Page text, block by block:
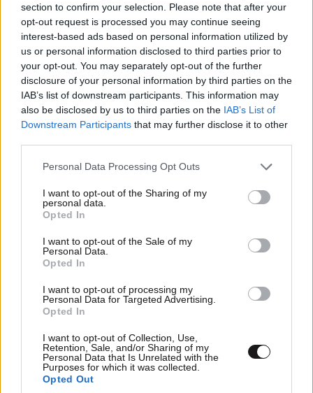
section to confirm your selection. Please note that after your
opt-out request is processed you may continue seeing
interest-based ads based on personal information utilized by
us or personal information disclosed to third parties prior to
your opt-out. You may separately opt-out of the further
disclosure of your personal information by third parties on the
IAB’s list of downstream participants. This information may
also be disclosed by us to third parties on the IAB’s List of
Downstream Participants that may further disclose it to other
Please note that this website/app uses one or more Google
not limited to your visit or usage behaviour. You may click to
grant or deny consent to Google and its third-party tags to
use your data for below specified purposes in below Google
consent section.
Personal Data Processing Opt Outs
I want to opt-out of the Sharing of my
personal data.
Opted In
I want to opt-out of the Sale of my
Personal Data.
Opted In
I want to opt-out of processing my
Personal Data for Targeted Advertising.
Opted In
I want to opt-out of Collection, Use,
Retention, Sale, and/or Sharing of my
Personal Data that Is Unrelated with the
Purposes for which it was collected.
Opted Out
TRENDING
ΑΘΛΗΤΙΚΑ07·08·2026 21:30
Ακυρώνει δύο συμβόλαια ο Λαρεντζάκης και
υπογράφει σε ελληνική ομάδα-έκπληξη!